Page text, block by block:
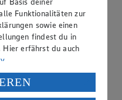
Funktionalitäten zur
sowie einen
findest du in
Hier erfährst du auch
.
Daten in den